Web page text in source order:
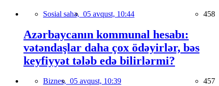
Sosial sahə, 05 avqust, 10:44 458
Azərbaycanın kommunal hesabı:
vətəndaşlar daha çox ödəyirlər, bəs
keyfiyyət tələb edə bilirlərmi?
Biznes, 05 avqust, 10:39 457